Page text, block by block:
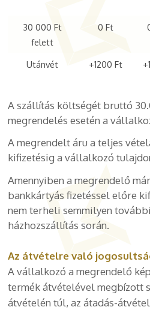
30 000 Ft
felett
0 Ft
Utánvét +1200 Ft +
A szállítás költségét bruttó
megrendelés esetén a
A megrendelt áru a teljes
kifizetésig a vállalkozó
Amennyiben a megrendelő
bankkártyás fizetéssel előre
nem terheli semmilyen
házhozszállítás során.
Az átvételre való
A vállalkozó a megrendelő
termék átvételével megbízott
átvételén túl, az átadás-